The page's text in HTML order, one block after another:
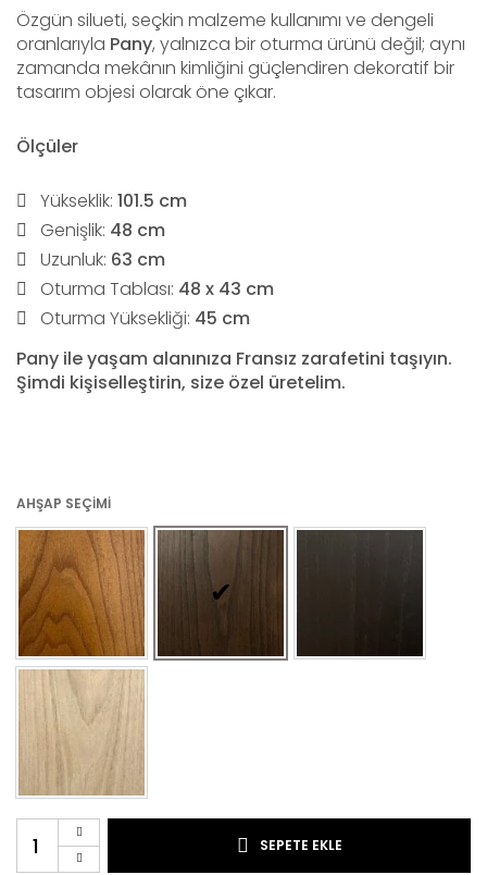
Özgün silueti, seçkin malzeme kullanımı ve dengeli
oranlarıyla Pany, yalnızca bir oturma ürünü değil; aynı
zamanda mekânın kimliğini güçlendiren dekoratif bir
tasarım objesi olarak öne çıkar.
Ölçüler
Yükseklik: 101.5 cm
Genişlik: 48 cm
Uzunluk: 63 cm
Oturma Tablası: 48 x 43 cm
Oturma Yüksekliği: 45 cm
Pany ile yaşam alanınıza Fransız zarafetini taşıyın.
Şimdi kişiselleştirin, size özel üretelim.
AHŞAP SEÇIMI
SEPETE EKLE